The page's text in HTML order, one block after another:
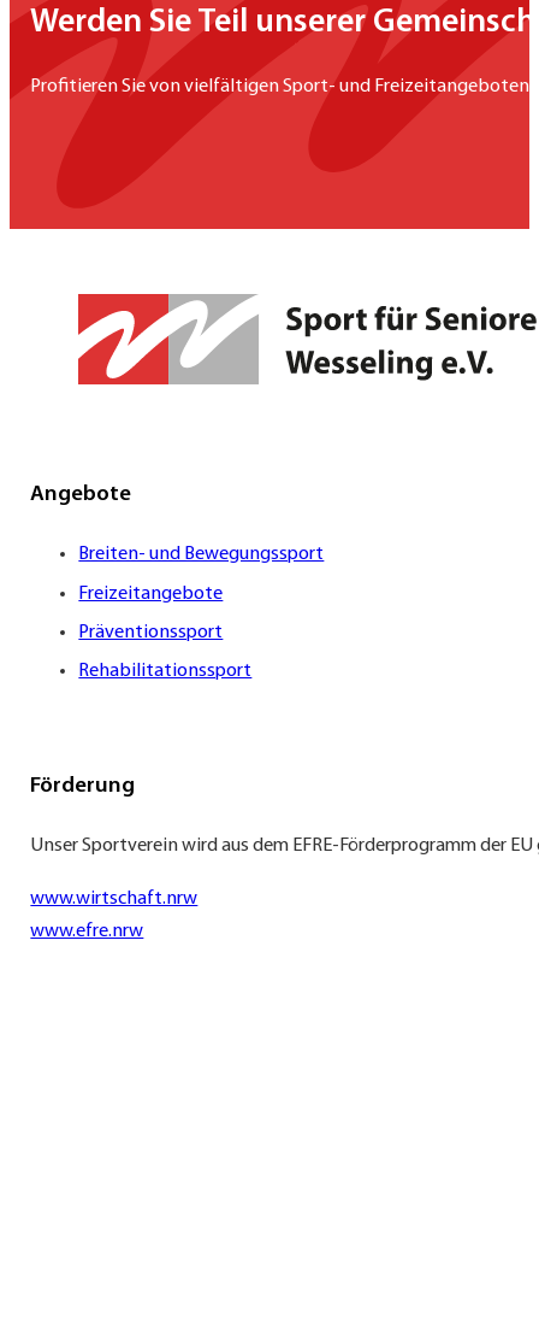
Werden Sie Teil unserer
Profitieren Sie von vielfältigen Sport- und
Angebote
Breiten- und Bewegungssport
Freizeitangebote
Präventionssport
Rehabilitationssport
Förderung
Unser Sportverein wird aus dem EFRE-Förderprogramm der
www.wirtschaft.nrw
www.efre.nrw